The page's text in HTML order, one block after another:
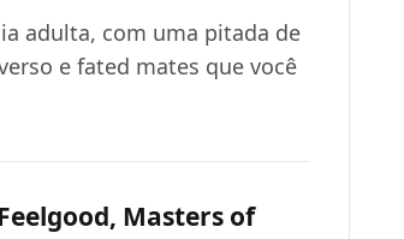
adulta, com uma pitada de
e fated mates que você
Masters of